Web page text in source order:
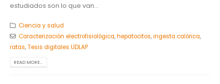
estudiados son lo que van...
Ciencia y salud
Caracterización electrofisiológica,hepatocitos,ingesta calórica,
ratas,Tesis digitales UDLAP
READ MORE...